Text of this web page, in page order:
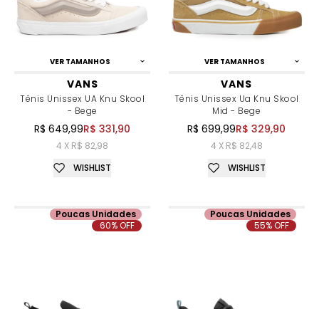
VER TAMANHOS
VANS
Tênis Unissex UA Knu Skool
- Bege
R$ 649,99R$ 331,90
4 X R$ 82,98
WISHLIST
VER TAMANHOS
VANS
Tênis Unissex Ua Knu Skool
Mid - Bege
R$ 699,99R$ 329,90
4 X R$ 82,48
WISHLIST
Poucas Unidades
60% OFF
Poucas Unidades
55% OFF